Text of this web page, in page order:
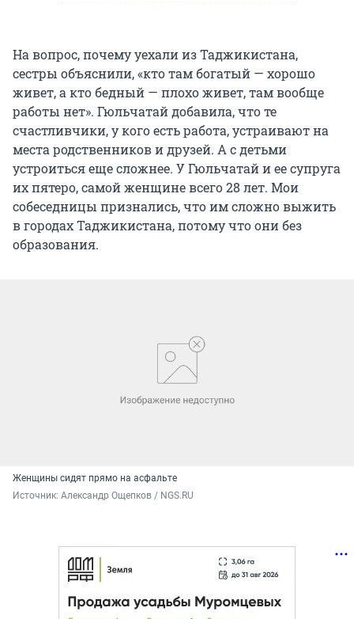
На вопрос, почему уехали из Таджикистана,
сестры объяснили, «кто там богатый — хорошо
живет, а кто бедный — плохо живет, там вообще
работы нет». Гюльчатай добавила, что те
счастливчики, у кого есть работа, устраивают на
места родственников и друзей. А с детьми
устроиться еще сложнее. У Гюльчатай и ее супруга
их пятеро, самой женщине всего 28 лет. Мои
собеседницы признались, что им сложно выжить
в городах Таджикистана, потому что они без
образования.
Женщины сидят прямо на асфальте
Источник: Александр Ощепков / NGS.RU